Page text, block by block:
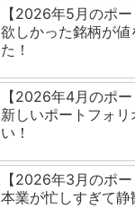
【2026年5月のポー
欲しかった銘柄が値
た！
【2026年4月のポー
新しいポートフォリ
い！
【2026年3月のポー
本業が忙しすぎて静